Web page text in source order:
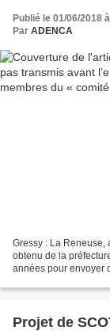
suivi » ?
Publié le 01/06/2018
Par ADENCA
Gressy : La Reneuse,
obtenu de la
années pour envoyer
Projet de